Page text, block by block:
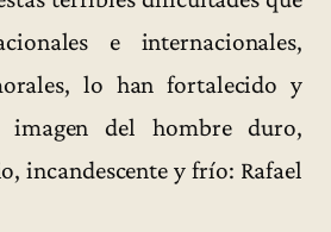
e internacionales,
lo han fortalecido y
del hombre duro,
incandescente y frío: Rafael